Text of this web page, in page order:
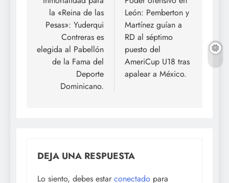
entradas
la «Reina de las
Pesas»: Yuderqui
Contreras es
elegida al Pabellón
de la Fama del
Deporte
Dominicano.
León: Pemberton y
Martínez guían a
RD al séptimo
puesto del
AmeriCup U18 tras
apalear a México.
DEJA UNA RESPUESTA
Lo siento, debes estar conectado para